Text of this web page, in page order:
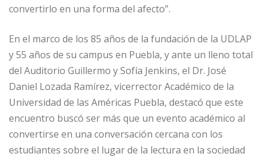
convertirlo en una forma del afecto”.
En el marco de los 85 años de la fundación de la UDLAP
y 55 años de su campus en Puebla, y ante un lleno total
del Auditorio Guillermo y Sofía Jenkins, el Dr. José
Daniel Lozada Ramírez, vicerrector Académico de la
Universidad de las Américas Puebla, destacó que este
encuentro buscó ser más que un evento académico al
convertirse en una conversación cercana con los
estudiantes sobre el lugar de la lectura en la sociedad